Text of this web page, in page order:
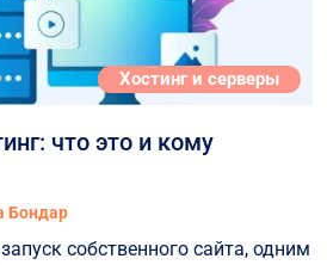
Хостинг и серверы
что это и кому
Бондар
собственного сайта, одним